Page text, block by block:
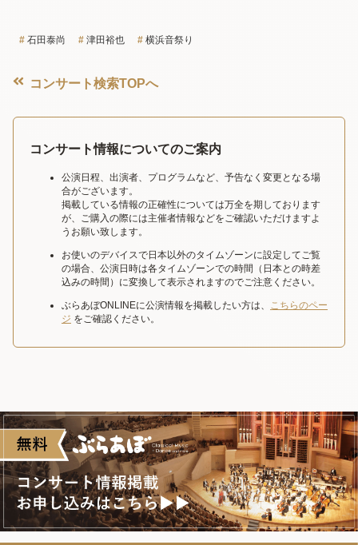
石田泰尚 津田裕也 横浜音祭り
コンサート検索TOPへ
コンサート情報についてのご案内
公演日程、出演者、プログラムなど、予告なく変更となる場
合がございます。
掲載している情報の正確性については万全を期しております
が、ご購入の際には主催者情報などをご確認いただけますよ
うお願い致します。
お使いのデバイスで日本以外のタイムゾーンに設定してご覧
の場合、公演日時は各タイムゾーンでの時間（日本との時差
込みの時間）に変換して表示されますのでご注意ください。
ぶらあぼONLINEに公演情報を掲載したい方は、 こちらのペー
ジ をご確認ください。